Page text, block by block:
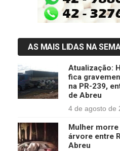
AS MAIS LIDAS NA
Atualização:
fica
na PR-239,
de Abreu
4 de agosto de
Mulher
árvore entre
Abreu